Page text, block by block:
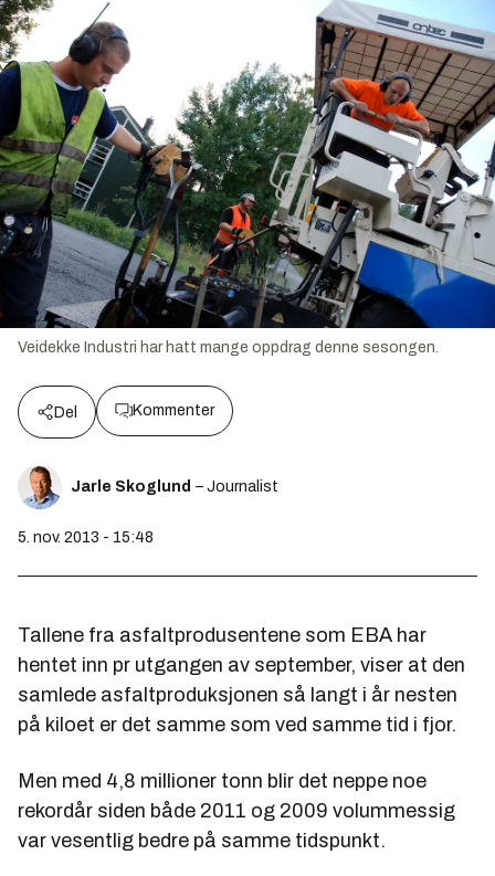
Veidekke Industri har hatt mange oppdrag denne sesongen.
Del Kommenter
Jarle Skoglund – Journalist
5. nov. 2013 - 15:48
Tallene fra asfaltprodusentene som EBA har
hentet inn pr utgangen av september, viser at den
samlede asfaltproduksjonen så langt i år nesten
på kiloet er det samme som ved samme tid i fjor.
Men med 4,8 millioner tonn blir det neppe noe
rekordår siden både 2011 og 2009 volummessig
var vesentlig bedre på samme tidspunkt.